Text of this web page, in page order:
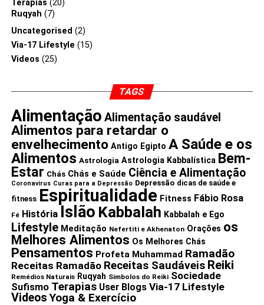
Terapias (20)
Ruqyah (7)
Uncategorised (2)
Via-17 Lifestyle (15)
Videos (25)
TAGS
Alimentação Alimentação saudável
Alimentos para retardar o
envelhecimento Antigo Egipto A Saúde e os
Alimentos Astrologia Astrologia Kabbalística Bem-
Estar Chás Chás e Saúde Ciência e Alimentação
Coronavirus Curas para a Depressão Depressão dicas de saúde e
fitness Espiritualidade Fitness Fábio Rosa
Fé História Islão Kabbalah Kabbalah e Ego
Lifestyle Meditação Nefertiti e Akhenaton Orações os
Melhores Alimentos Os Melhores Chás
Pensamentos Profeta Muhammad Ramadão
Receitas Ramadão Receitas Saudáveis Reiki
Remédios Naturais Ruqyah Simbolos do Reiki Sociedade
Sufismo Terapias User Blogs Via-17 Lifestyle
Videos Yoga & Exercício